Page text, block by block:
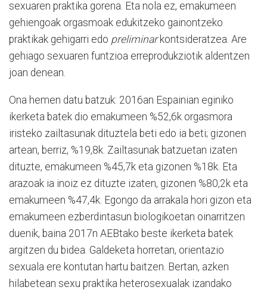
sexuaren praktika gorena. Eta nola ez, emakumeen
gehiengoak orgasmoak edukitzeko gainontzeko
praktikak gehigarri edo preliminarkontsideratzea. Are
gehiago sexuaren funtzioa erreprodukziotik aldentzen
joan denean.
Ona hemen datu batzuk: 2016an Espainian eginiko
ikerketa batek dio emakumeen %52,6k orgasmora
iristeko zailtasunak dituztela beti edo ia beti; gizonen
artean, berriz, %19,8k. Zailtasunak batzuetan izaten
dituzte, emakumeen %45,7k eta gizonen %18k. Eta
arazoak ia inoiz ez dituzte izaten, gizonen %80,2k eta
emakumeen %47,4k. Egongo da arrakala hori gizon eta
emakumeen ezberdintasun biologikoetan oinarritzen
duenik, baina 2017n AEBtako beste ikerketa batek
argitzen du bidea. Galdeketa horretan, orientazio
sexuala ere kontutan hartu baitzen. Bertan, azken
hilabetean sexu praktika heterosexualak izandako